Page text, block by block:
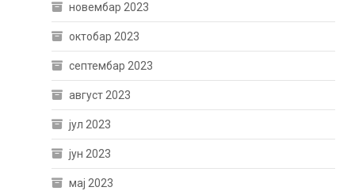
новембар 2023
октобар 2023
септембар 2023
август 2023
јул 2023
јун 2023
мај 2023